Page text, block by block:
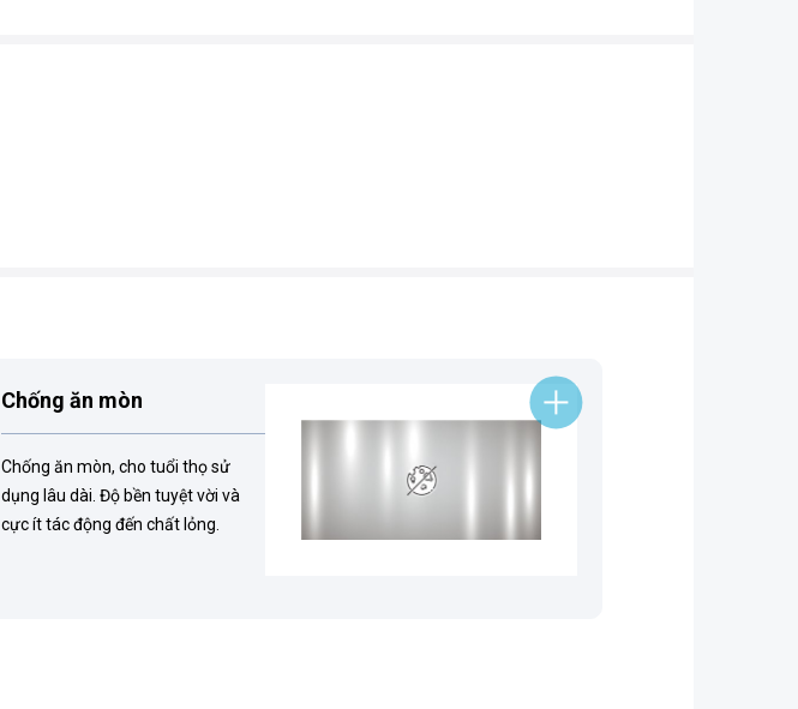
Chống ăn mòn
Chống ăn mòn, cho tuổi thọ sử
dụng lâu dài. Độ bền tuyệt vời và
cực ít tác động đến chất lỏng.